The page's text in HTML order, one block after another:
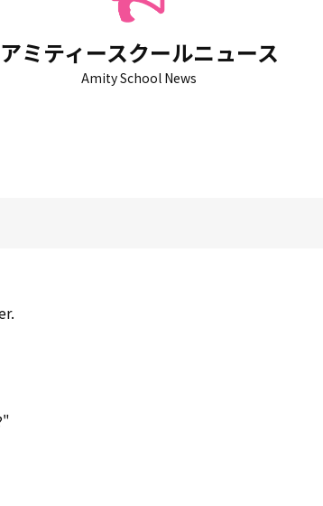
アミティースクールニュース
Amity School News